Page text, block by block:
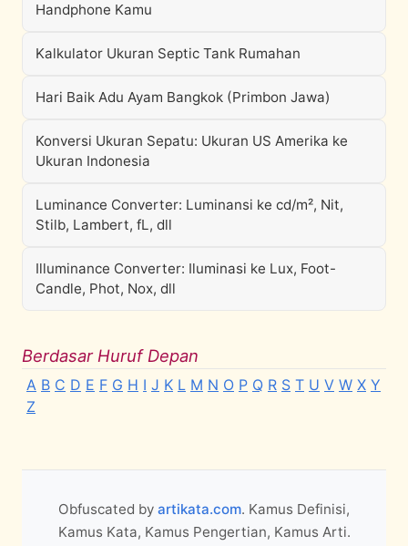
Handphone Kamu
Kalkulator Ukuran Septic Tank Rumahan
Hari Baik Adu Ayam Bangkok (Primbon Jawa)
Konversi Ukuran Sepatu: Ukuran US Amerika ke
Ukuran Indonesia
Luminance Converter: Luminansi ke cd/m², Nit,
Stilb, Lambert, fL, dll
Illuminance Converter: Iluminasi ke Lux, Foot-
Candle, Phot, Nox, dll
Berdasar Huruf Depan
A B C D E F G H I J K L M N O P Q R S T U V W X Y
Z
Obfuscated by artikata.com. Kamus Definisi,
Kamus Kata, Kamus Pengertian, Kamus Arti.